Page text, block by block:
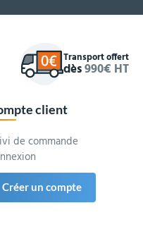
Transport offert
dès990€ HT
client
de commande
Créer un compte